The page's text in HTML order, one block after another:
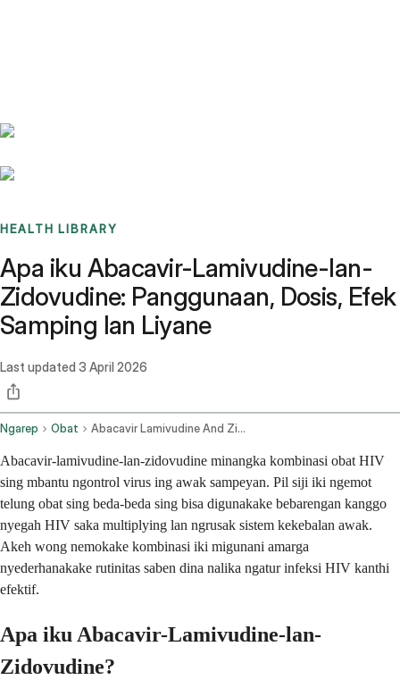
HEALTH LIBRARY
Apa iku Abacavir-Lamivudine-lan-
Zidovudine: Panggunaan, Dosis, Efek
Samping lan Liyane
Last updated 3 April 2026
Ngarep Obat Abacavir Lamivudine And Zidovudine Oral Route
Abacavir-lamivudine-lan-zidovudine minangka kombinasi obat HIV
sing mbantu ngontrol virus ing awak sampeyan. Pil siji iki ngemot
telung obat sing beda-beda sing bisa digunakake bebarengan kanggo
nyegah HIV saka multiplying lan ngrusak sistem kekebalan awak.
Akeh wong nemokake kombinasi iki migunani amarga
nyederhanakake rutinitas saben dina nalika ngatur infeksi HIV kanthi
efektif.
Apa iku Abacavir-Lamivudine-lan-
Zidovudine?